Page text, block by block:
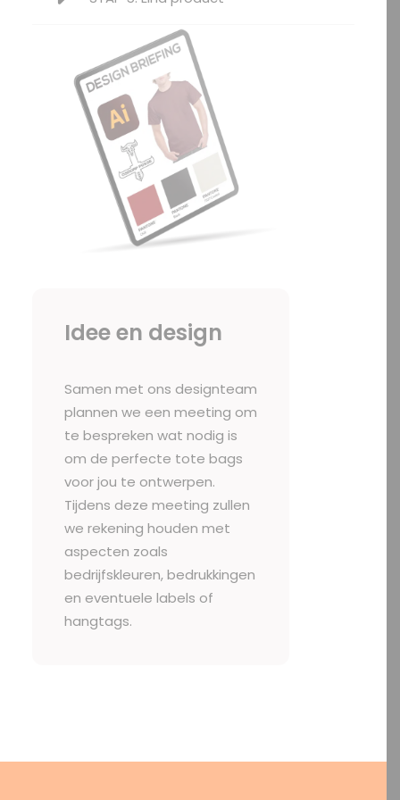
Idee en design
Samen met ons designteam
plannen we een meeting om
te bespreken wat nodig is
om de perfecte tote bags
voor jou te ontwerpen.
Tijdens deze meeting zullen
we rekening houden met
aspecten zoals
bedrijfskleuren, bedrukkingen
en eventuele labels of
hangtags.